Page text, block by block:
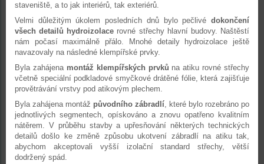
staveniště, a to jak interiérů, tak exteriérů.
Velmi důležitým úkolem posledních dnů bylo pečlivé dokončení
všech detailů hydroizolace rovné střechy hlavní budovy. Naštěstí
nám počasí maximálně přálo. Mnohé detaily hydroizolace ještě
navazovaly na následné klempířské prvky.
Byla zahájena montáž klempířských prvků na atiku rovné střechy
včetně speciální podkladové smyčkové drátěné fólie, která zajišťuje
provětrávání vrstvy pod atikovým plechem.
Byla zahájena montáž původního zábradlí, které bylo rozebráno po
jednotlivých segmentech, opískováno a znovu opatřeno kvalitním
nátěrem. V průběhu stavby a upřesňování některých technických
detailů došlo ke změně způsobu ukotvení zábradlí na atiku tak,
abychom akceptovali vyšší izolační standard střechy, větší
dodržený spád.